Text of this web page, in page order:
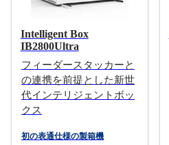
Intelligent Box
IB2800Ultra
フィーダースタッカーと
の連携を前提とした新世
代インテリジェントボッ
クス
初の表通仕様の製箱機